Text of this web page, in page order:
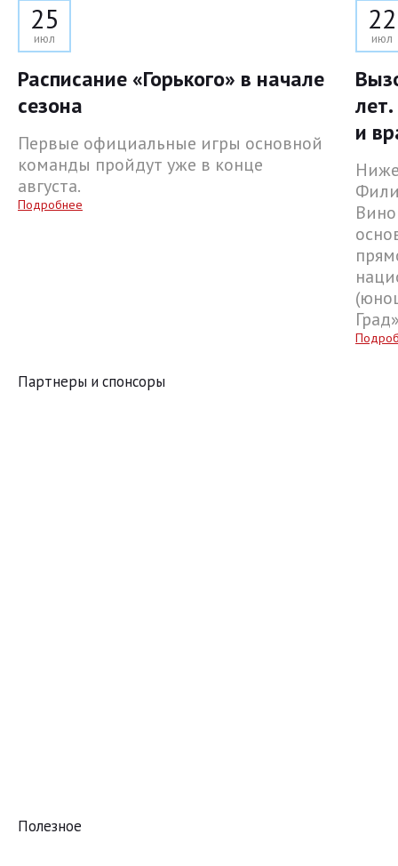
25
июл
Расписание «Горького» в начале
сезона
Первые официальные игры основной
команды пройдут уже в конце
августа.
Подробнее
22
июл
и
Партнеры и спонсоры
Полезное